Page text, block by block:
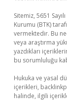
Sitemiz, 5651
Kurumu (BTK)
vermektedir. Bu
veya araştırma
yazdıkları
bu sorumluluğu
Hukuka ve yasal
içerikleri,
halinde, ilgili